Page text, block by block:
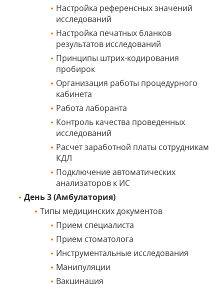
Настройка референсных значений
исследований
Настройка печатных бланков
результатов исследований
Принципы штрих-кодирования
пробирок
Организация работы процедурного
кабинета
Работа лаборанта
Контроль качества проведенных
исследований
Расчет заработной платы сотрудникам
КДЛ
Подключение автоматических
анализаторов к ИС
День 3 (Амбулатория)
Типы медицинских документов
Прием специалиста
Прием стоматолога
Инструментальные исследования
Манипуляции
Вакцинация